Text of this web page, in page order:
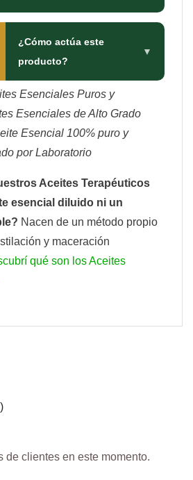
¿Cómo actúa este
producto?
▼
Esenciales Puros y
Esenciales de Alto Grado
Esencial 100% puro y
por Laboratorio
Aceites Terapéuticos
esencial diluido ni un
Nacen de un método propio
y maceración
qué son los Aceites
de clientes en este momento.